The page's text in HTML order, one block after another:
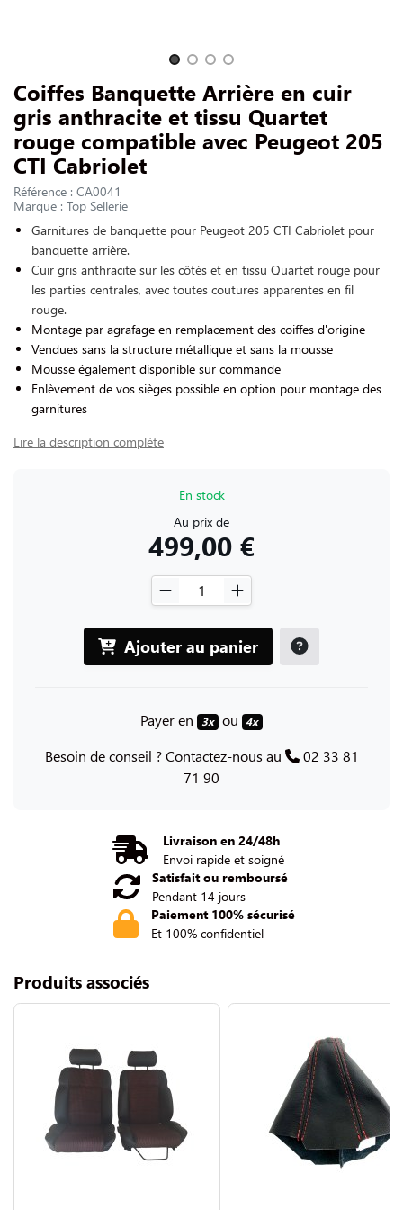
Coiffes Banquette Arrière en cuir
gris anthracite et tissu Quartet
rouge compatible avec Peugeot 205
CTI Cabriolet
Référence : CA0041
Marque : Top Sellerie
Garnitures de banquette pour Peugeot 205 CTI Cabriolet pour
banquette arrière.
Cuir gris anthracite sur les côtés et en tissu Quartet rouge pour
les parties centrales, avec toutes coutures apparentes en fil
rouge.
Montage par agrafage en remplacement des coiffes d'origine
Vendues sans la structure métallique et sans la mousse
Mousse également disponible sur commande
Enlèvement de vos sièges possible en option pour montage des
garnitures
Lire la description complète
En stock
Au prix de
499,00 €
Ajouter au panier
Payer en 3x ou 4x
Besoin de conseil ? Contactez-nous au
02 33 81
71 90
Livraison en 24/48h
Envoi rapide et soigné
Satisfait ou remboursé
Pendant 14 jours
Paiement 100% sécurisé
Et 100% confidentiel
Produits associés